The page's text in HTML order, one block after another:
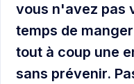
vous n'avez pas
temps de
tout à coup une
sans prévenir.